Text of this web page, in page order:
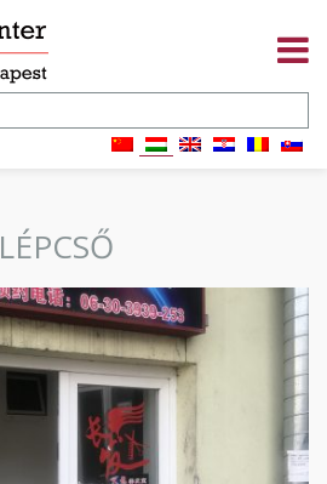
LÉPCSŐ